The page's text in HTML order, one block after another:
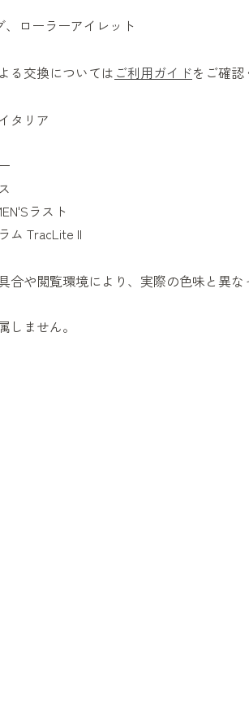
、ローラーアイレット
る交換については ご利用ガイドをご確認
タリア
ラスト
ム TracLite II
合や閲覧環境により、実際の色味と異
しません。